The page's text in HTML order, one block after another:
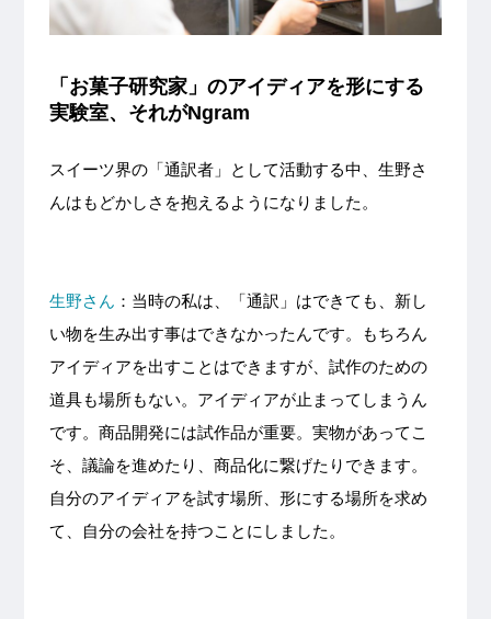
「お菓子研究家」のアイディアを形にする
実験室、それがNgram
スイーツ界の「通訳者」として活動する中、生野さ
んはもどかしさを抱えるようになりました。
生野さん ：当時の私は、「通訳」はできても、新し
い物を生み出す事はできなかったんです。もちろん
アイディアを出すことはできますが、試作のための
道具も場所もない。アイディアが止まってしまうん
です。商品開発には試作品が重要。実物があってこ
そ、議論を進めたり、商品化に繋げたりできます。
自分のアイディアを試す場所、形にする場所を求め
て、自分の会社を持つことにしました。